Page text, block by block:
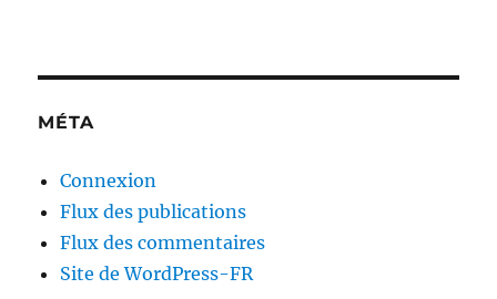
MÉTA
Connexion
Flux des publications
Flux des commentaires
Site de WordPress-FR